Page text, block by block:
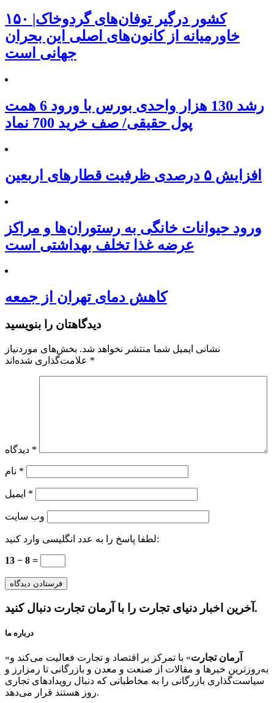
۱۵۰ کشور درگیر توفان‌های گردوخاک|
خاورمیانه از کانون‌های اصلی این بحران
جهانی است
رشد 130 هزار واحدی بورس با ورود 6 همت
پول حقیقی/ صف خرید 700 نماد
افزایش ۵ درصدی ظرفیت قطارهای اربعین
ورود حیوانات خانگی به رستوران‌ها و مراکز
عرضه غذا تخلف بهداشتی است
کاهش دمای تهران از جمعه
دیدگاهتان را بنویسید
نشانی ایمیل شما منتشر نخواهد شد. بخش‌های موردنیاز
*
*
*
*
وب‌ سایت
لطفا پاسخ را به عدد انگلیسی وارد کنید:
13 − 8 =
آخرین اخبار دنیای تجارت را با آرمان تجارت دنبال کنید.
درباره ما
« آرمان تجارت» با تمرکز بر اقتصاد و تجارت فعالیت می‌کند و
به‌روزترین خبرها و مقالات از صنعت و معدن و بازرگانی تا رمزارز و
سیاست‌گذاری بازرگانی را به مخاطبانی که دنبال رویدادهای تجاری
روز هستند قرار می‌دهد.